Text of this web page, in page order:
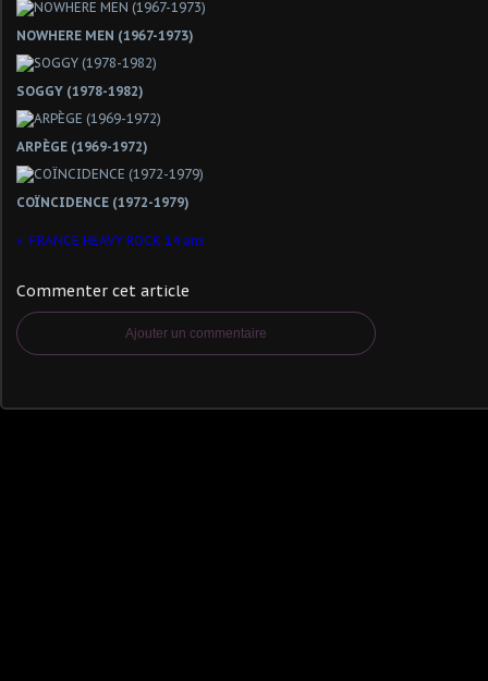
NOWHERE MEN (1967-1973)
SOGGY (1978-1982)
ARPÈGE (1969-1972)
COÏNCIDENCE (1972-1979)
FRANCE HEAVY ROCK 14 ans
Commenter cet article
Ajouter un commentaire